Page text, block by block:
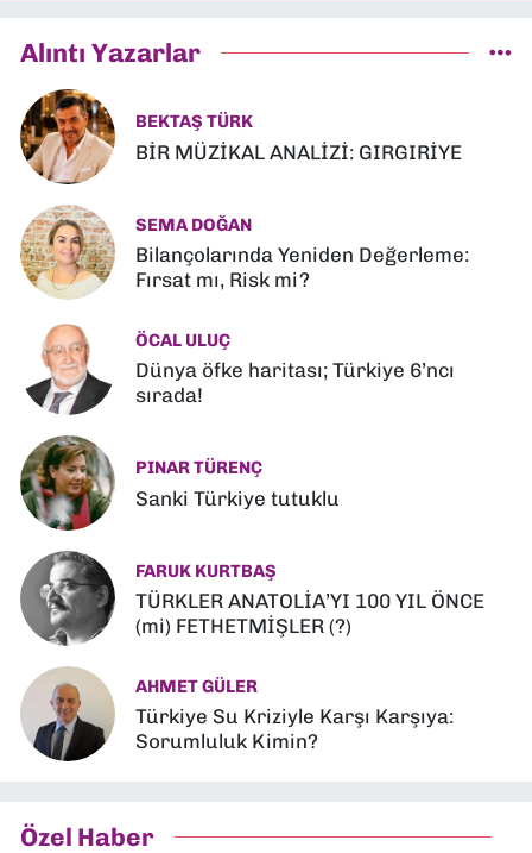
Alıntı Yazarlar
BEKTAŞ TÜRK
BİR MÜZİKAL ANALİZİ: GIRGIRİYE
SEMA DOĞAN
Bilançolarında Yeniden Değerleme:
Fırsat mı, Risk mi?
ÖCAL ULUÇ
Dünya öfke haritası; Türkiye 6’ncı
sırada!
PINAR TÜRENÇ
Sanki Türkiye tutuklu
FARUK KURTBAŞ
TÜRKLER ANATOLİA’YI 100 YIL ÖNCE
(mi) FETHETMİŞLER (?)
AHMET GÜLER
Türkiye Su Kriziyle Karşı Karşıya:
Sorumluluk Kimin?
Özel Haber